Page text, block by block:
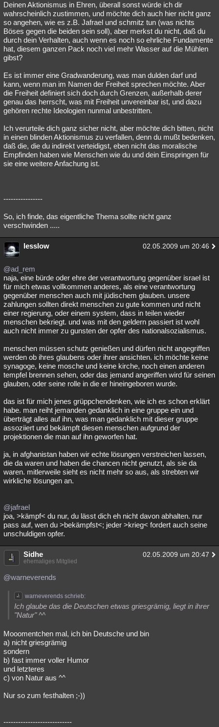
Deinen Aktionismus in Ehren, überall sonst würde ich dir
wahrscheinlich zustimmen, und möchte dich auch hier nicht ganz
so angehen, wie es z.B. Jafrael und schmitz tun (was nichts
Böses gegen die beiden sein soll), aber merkst du nicht, daß du
durch dein Verhalten, auch wenn es noch so ehrliche Fundamente
hat, diesem ganzen Pack noch viel mehr Wasser auf die Mühlen
gibst?
Es ist immer eine Gradwanderung, was man dulden darf und
kann, wenn man im Namen der Freiheit sprechen möchte. Aber
die Freiheit definiert sich doch durch Grenzen, außerhalb derer
genau das herrscht, was mit Freiheit unvereinbar ist, und dazu
gehören rechte Ideologien nunmal unbestritten.
Ich verurteile dich ganz sicher nicht, aber möchte dich bitten, nicht
in einen blinden Aktionismus zu verfallen, denn du mußt bedenken,
daß die, die du indirekt verteidigst, eben nicht das moralische
Empfinden haben wie Menschen wie du und dein Einspringen für
sie eine weitere Anfachung ist.
----------------
So, ich finde, das eigentliche Thema sollte nicht ganz
verschwinden .....
lesslow 02.05.2009 um 20:46
@ad_rem
naja, eine bürde oder ehre der verantwortung gegenüber israel ist
für mich etwas vollkommen anderes, als eine verantwortung
gegenüber menschen auch mit jüdischem glauben. unsere
zahlungen sollten direkt menschen zu gute kommen und nicht
einer regierung, oder einem system, dass in teilen wieder
menschen bekriegt. und was mit den geldern passiert ist wohl
auch nicht immer zu gunsten der opfer des nationalsozialismus.
menschen müssen schutz genießen und dürfen nicht angegriffen
werden ob ihres glaubens oder ihrer ansichten. ich möchte keine
synagoge, keine mosche und keine kirche, noch einen anderen
tempfel brennen sehen, oder das jemand angeriffen wird für seinen
glauben, oder seine rolle in die er hineingeboren wurde.
das ist für mich jenes grüppchendenken, wie ich es schon erklärt
habe. man reiht jemanden gedanklich in eine gruppe ein und
überträgt alles auf ihn, was man gedanklich mit dieser gruppe
assoziiert und bekämpft diesen menschen aufgrund der
projektionen die man auf ihn geworfen hat.
ja, in afghanistan haben wir echte lösungen verstreichen lassen,
die da waren und haben die chancen nicht genutzt, als sie da
waren. mitlerweile sieht es nicht mehr so aus, als strebten wir
wirkliche lösungen an.
@jafrael
joa, >kämpf< du nur, du lässt dich eh nicht davon abhalten. nur
pass auf, wen du >bekämpfst<; jeder >krieg< fordert auch seine
unschuldigen opfer.
Sidhe 02.05.2009 um 20:47
ehemaliges Mitglied
@warneverends
warneverends schrieb:
Ich glaube das die Deutschen etwas griesgrämig, liegt in ihrer
"Natur" ^^
Mooomentchen mal, ich bin Deutsche und bin
a) nicht griesgrämig
sondern
b) fast immer voller Humor
und letzteres
c) von Natur aus ^^
Nur so zum festhalten ;-))
----------------------------